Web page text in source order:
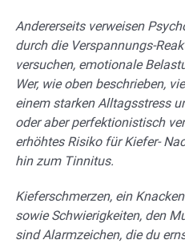
Andererseits verweisen
durch die Verspannungs-
versuchen, emotionale
Wer, wie oben beschrieben,
einem starken Alltagsstress
oder aber perfektionistisch
erhöhtes Risiko für Kiefer-
hin zum Tinnitus.
Kieferschmerzen, ein
sowie Schwierigkeiten, den
sind Alarmzeichen, die du